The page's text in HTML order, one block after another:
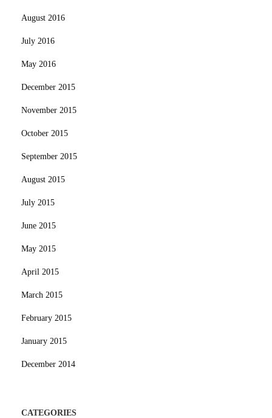
August 2016
July 2016
May 2016
December 2015
November 2015
October 2015
September 2015
August 2015
July 2015
June 2015
May 2015
April 2015
March 2015
February 2015
January 2015
December 2014
CATEGORIES